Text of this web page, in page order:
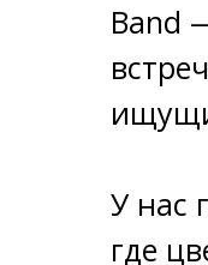
Band
У нас
где